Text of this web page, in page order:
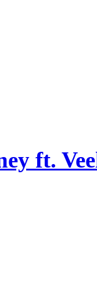
ft.